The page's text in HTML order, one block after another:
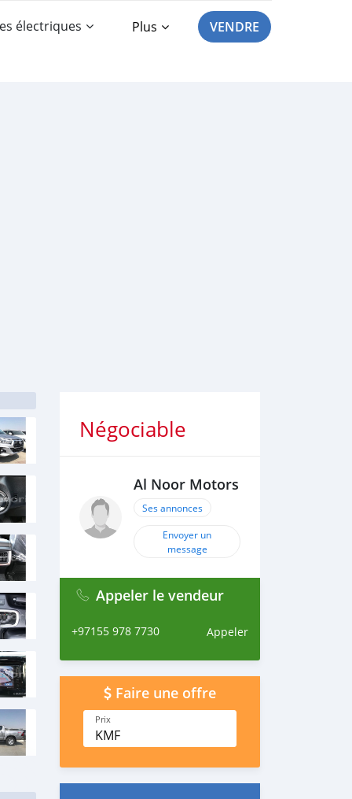
électriques Plus VENDRE
Négociable
Al Noor Motors
Ses annonces
Envoyer un
message
Appeler le vendeur
+97155 978 7730 Appeler
Faire une offre
Prix
KMF